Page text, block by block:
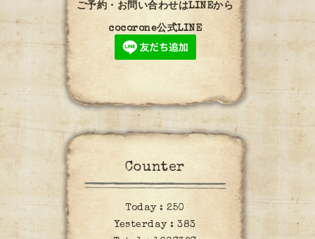
ご予約・お問い合わせはLINEから
cocorone公式LINE
Counter
Today :250
Yesterday :383